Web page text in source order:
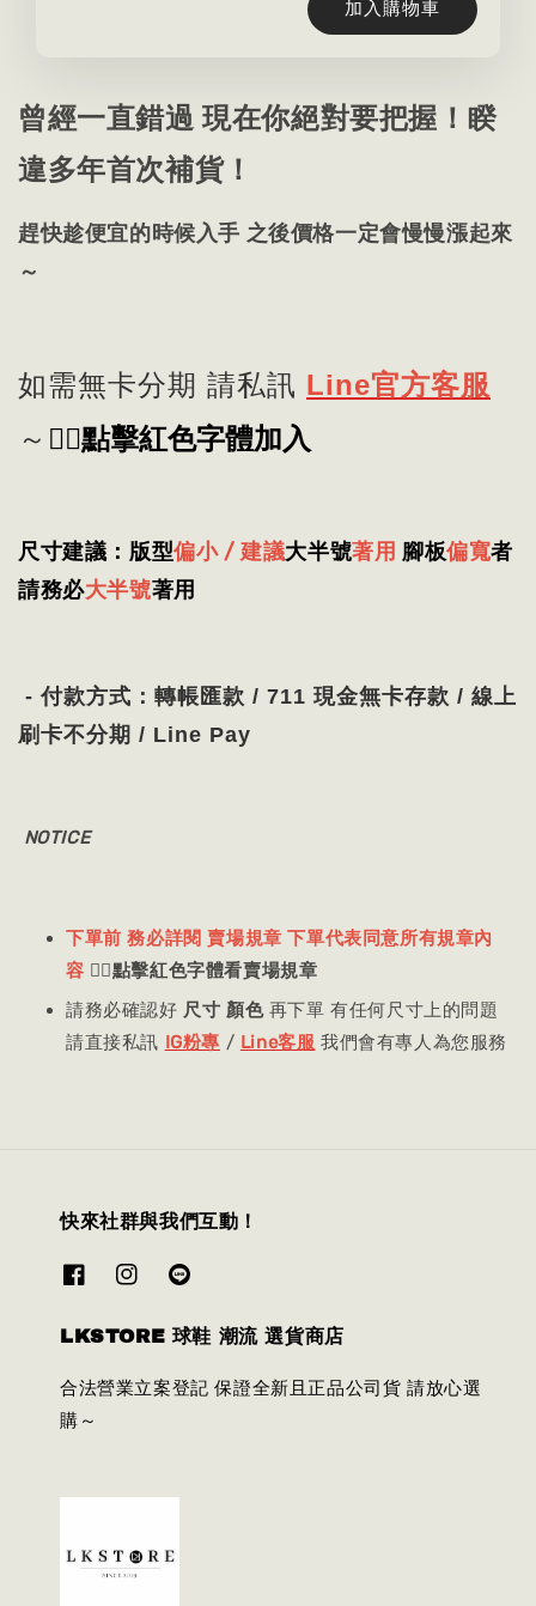
加入購物車
曾經一直錯過 現在你絕對要把握！睽
違多年首次補貨！
趕快趁便宜的時候入手 之後價格一定會慢慢漲起來
～
如需無卡分期 請私訊 Line官方客服
～ 👈🏻點擊紅色字體加入
尺寸建議：版型偏小 / 建議大半號著用 腳板偏寬者
請務必大半號著用
- 付款方式：轉帳匯款 / 711 現金無卡存款 / 線上
刷卡不分期 / Line Pay
NOTICE
下單前 務必詳閱 賣場規章 下單代表同意所有規章內
容 👈🏻點擊紅色字體看賣場規章
請務必確認好 尺寸 顏色再下單 有任何尺寸上的問題
請直接私訊 IG粉專 / Line客服 我們會有專人為您服務
快來社群與我們互動！
LKSTORE 球鞋 潮流 選貨商店
合法營業立案登記 保證全新且正品公司貨 請放心選
購～